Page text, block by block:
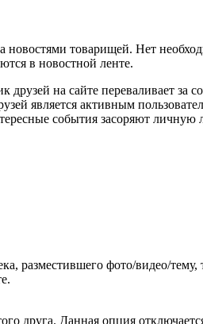
новостями товарищей. Нет
в новостной ленте.
друзей на сайте переваливает
является активным
события засоряют личную
разместившего фото/видео/
друга. Данная опция